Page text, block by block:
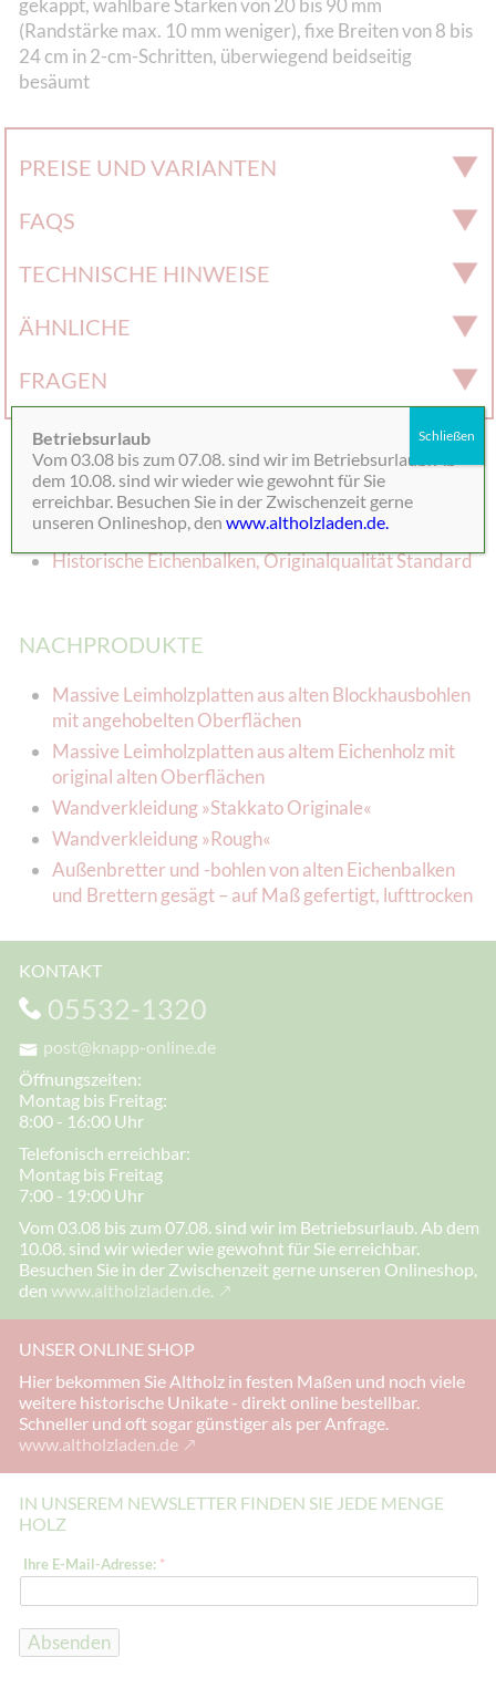
gekappt, wählbare Stärken von 20 bis 90 mm
(Randstärke max. 10 mm weniger), fixe Breiten von 8 bis
24 cm in 2-cm-Schritten, überwiegend beidseitig
besäumt
PREISE UND VARIANTEN
FAQS
TECHNISCHE HINWEISE
ÄHNLICHE
FRAGEN
VORPRODUKTE
Historische Eichenbalken, Originalqualität Premium
Historische Eichenbalken, Originalqualität Standard
NACHPRODUKTE
Massive Leimholzplatten aus alten Blockhausbohlen
mit angehobelten Oberflächen
Massive Leimholzplatten aus altem Eichenholz mit
original alten Oberflächen
Wandverkleidung »Stakkato Originale«
Wandverkleidung »Rough«
Außenbretter und -bohlen von alten Eichenbalken
und Brettern gesägt – auf Maß gefertigt, lufttrocken
KONTAKT
05532-1320
post@knapp-online.de
Öffnungszeiten:
Montag bis Freitag:
8:00 - 16:00 Uhr
Telefonisch erreichbar:
Montag bis Freitag
7:00 - 19:00 Uhr
Vom 03.08 bis zum 07.08. sind wir im Betriebsurlaub. Ab dem
10.08. sind wir wieder wie gewohnt für Sie erreichbar.
Besuchen Sie in der Zwischenzeit gerne unseren Onlineshop,
den www.altholzladen.de.
UNSER ONLINE SHOP
Hier bekommen Sie Altholz in festen Maßen und noch viele
weitere historische Unikate - direkt online bestellbar.
Schneller und oft sogar günstiger als per Anfrage.
www.altholzladen.de
IN UNSEREM NEWSLETTER FINDEN SIE JEDE MENGE
HOLZ
-
a
-
Ihre E-Mail-Adresse: *
Absenden
Betriebsurlaub
Vom 03.08 bis zum 07.08. sind wir im Betriebsurlaub. Ab
dem 10.08. sind wir wieder wie gewohnt für Sie
erreichbar. Besuchen Sie in der Zwischenzeit gerne
unseren Onlineshop, denwww.altholzladen.de.
Schließen